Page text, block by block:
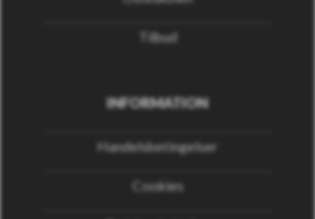
Tilbud
INFORMATION
Handelsbetingelser
Cookies